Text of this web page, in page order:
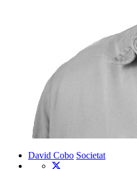
David Cobo Societat